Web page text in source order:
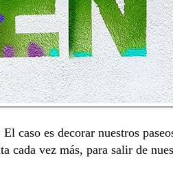
caso es decorar nuestros
cada vez más, para salir de